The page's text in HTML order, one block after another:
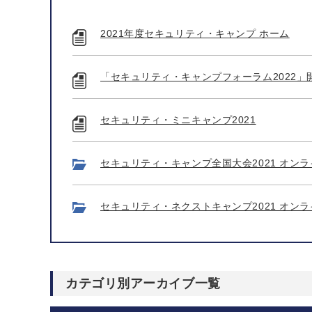
2021年度セキュリティ・キャンプ ホーム
「セキュリティ・キャンプフォーラム2022」
セキュリティ・ミニキャンプ2021
セキュリティ・キャンプ全国大会2021 オンラ
セキュリティ・ネクストキャンプ2021 オンラ
カテゴリ別アーカイブ一覧